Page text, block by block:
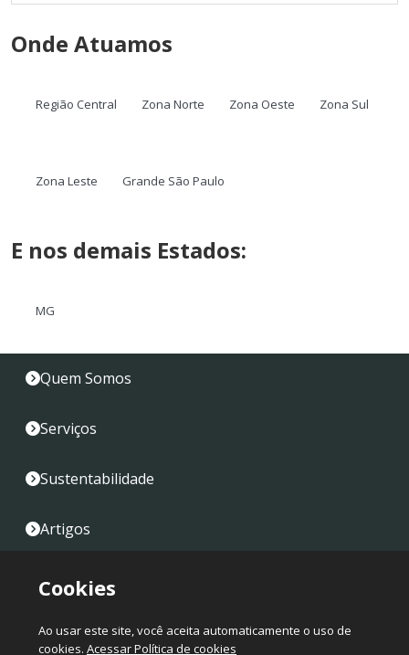
Onde Atuamos
Região Central Zona Norte Zona Oeste Zona Sul
Zona Leste Grande São Paulo
E nos demais Estados:
MG
Quem Somos
Serviços
Sustentabilidade
Artigos
Fale Conosco
Mapa do Site
Cookies
Ao usar este site, você aceita automaticamente o uso de
cookies. Acessar Política de cookies